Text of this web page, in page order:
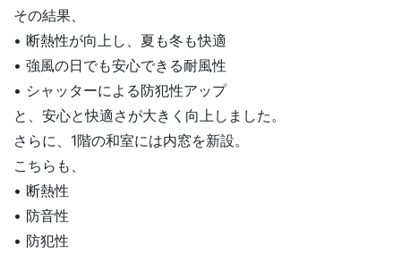
その結果、
• 断熱性が向上し、夏も冬も快適
• 強風の日でも安心できる耐風性
• シャッターによる防犯性アップ
と、安心と快適さが大きく向上しました。
さらに、1階の和室には内窓を新設。
こちらも、
• 断熱性
• 防音性
• 防犯性